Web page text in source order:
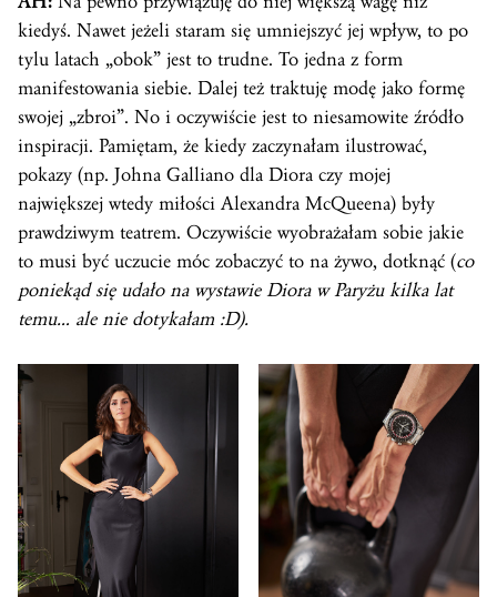
kiedyś. Nawet jeżeli staram się umniejszyć jej wpływ, to po
tylu latach „obok” jest to trudne. To jedna z form
manifestowania siebie. Dalej też traktuję modę jako formę
swojej „zbroi”. No i oczywiście jest to niesamowite źródło
inspiracji. Pamiętam, że kiedy zaczynałam ilustrować,
pokazy (np. Johna Galliano dla Diora czy mojej
największej wtedy miłości Alexandra McQueena) były
prawdziwym teatrem. Oczywiście wyobrażałam sobie jakie
to musi być uczucie móc zobaczyć to na żywo, dotknąć (co
poniekąd się udało na wystawie Diora w Paryżu kilka lat
temu… ale nie dotykałam :D).